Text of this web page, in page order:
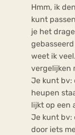
Hmm, ik
kunt
je het
weet ik
vergelijken
Je kunt bv:
heupen
lijkt op een
Je kunt bv:
door iets